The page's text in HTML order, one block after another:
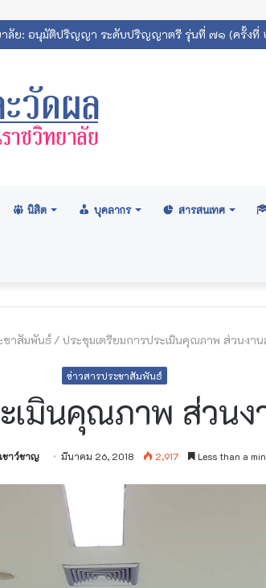
ทยาลัยมหาจุฬาลงกรณราชวิทยาลัย 2569
นิสิต บุคลากร สารสนเทศ
ชาสัมพันธ์ / ประชุมเตรียมการประเมินคุณภาพ ส่วนงา
ข่าวสารประชาสัมพันธ์
เมินคุณภาพ ส่วน
ชาว์ชาญ มีนาคม 26, 2018 2,917 Less than a